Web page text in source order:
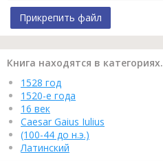
Прикрепить файл
Книга находятся в категориях.
1528 год
1520-е года
16 век
Caesar Gaius Iulius
(100-44 до н.э.)
Латинский